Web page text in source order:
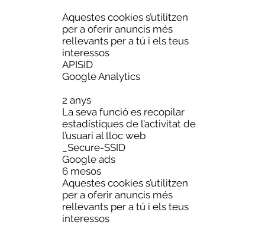
Aquestes cookies s’utilitzen
per a oferir anuncis més
rellevants per a tú i els teus
interessos
APISID
Google Analytics
2 anys
La seva funció es recopilar
estadístiques de l’activitat de
l’usuari al lloc web
_Secure-SSID
Google ads
6 mesos
Aquestes cookies s’utilitzen
per a oferir anuncis més
rellevants per a tú i els teus
interessos